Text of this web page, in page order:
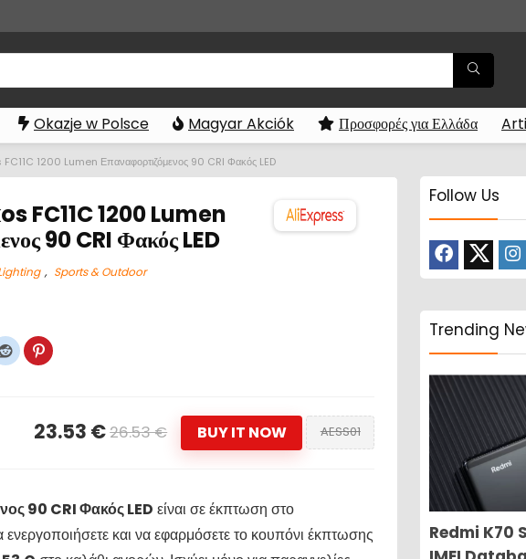
Okazje w Polsce Magyar Akciók Προσφορές για Ελλάδα
1200 Lumen Επαναφορτιζόμενος 90 CRI Φακός LED
FC11C 1200 Lumen
90 CRI Φακός LED
, Sports & Outdoor
23.53 €26.53 € BUY IT NOW AESS01
90 CRI Φακός LED είναι σε έκπτωση στο
ενεργοποιήσετε και να εφαρμόσετε το κουπόνι έκπτωσης
Follow Us
Trending
Redmi K70